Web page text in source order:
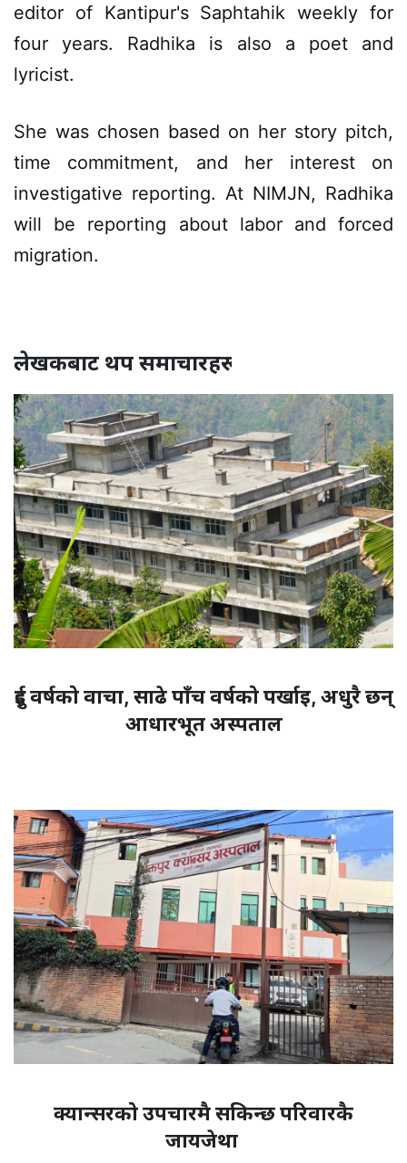
editor of Kantipur's Saphtahik weekly for
four years. Radhika is also a poet and
lyricist.
She was chosen based on her story pitch,
time commitment, and her interest on
investigative reporting. At NIMJN, Radhika
will be reporting about labor and forced
migration.
लेखकबाट थप समाचारहरू
दुई वर्षको वाचा, साढे पाँच वर्षको पर्खाइ, अधुरै छन्
आधारभूत अस्पताल
क्यान्सरको उपचारमै सकिन्छ परिवारकै
जायजेथा